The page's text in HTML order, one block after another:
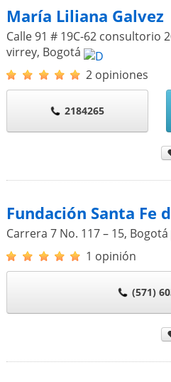
María Liliana Galvez
Calle 91 # 19C-62 consultorio
virrey, Bogotá
2 opiniones
2184265
Fundación Santa Fe
Carrera 7 No. 117 – 15, Bogotá
1 opinión
(571)